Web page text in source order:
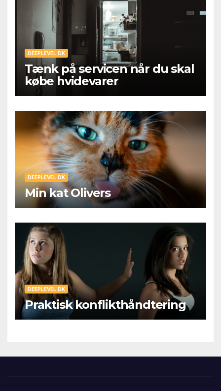
DEEPLEVEL.DK
Tænk på servicen når du skal
købe hvidevarer
DEEPLEVEL.DK
Min kat Olivers
DEEPLEVEL.DK
Praktisk konflikthåndtering